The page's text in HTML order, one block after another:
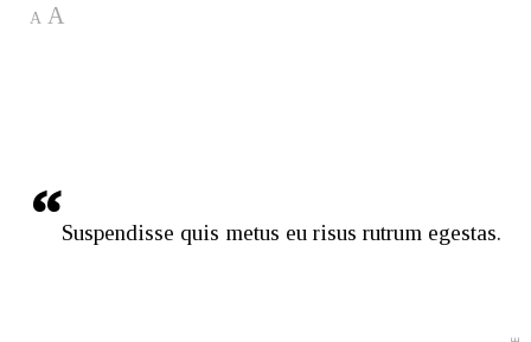
A A
Suspendisse quis metus eu risus rutrum egestas.